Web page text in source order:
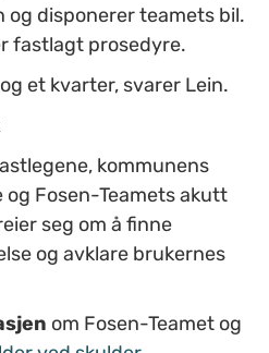
og disponerer teamets bil.
fastlagt prosedyre.
et kvarter, svarer Lein.
kommunens
og Fosen-Teamets akutt
seg om å finne
og avklare brukernes
om Fosen-Teamet og